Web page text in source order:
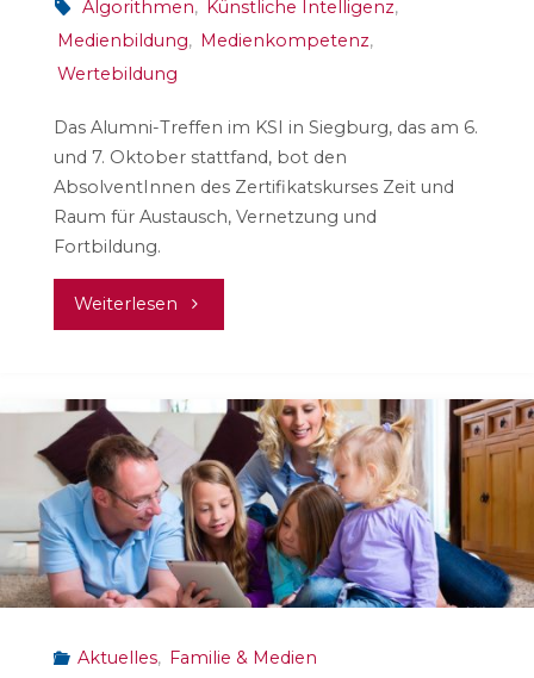
Algorithmen, Künstliche Intelligenz,
Medienbildung, Medienkompetenz,
Wertebildung
Das Alumni-Treffen im KSI in Siegburg, das am 6.
und 7. Oktober stattfand, bot den
AbsolventInnen des Zertifikatskurses Zeit und
Raum für Austausch, Vernetzung und
Fortbildung.
Weiterlesen "Herausforderungen
Digitalisierung
angehen"
Aktuelles, Familie & Medien